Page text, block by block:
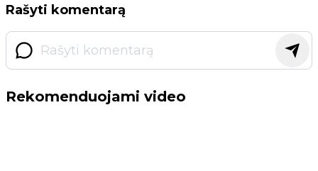
Rašyti komentarą
Rekomenduojami video